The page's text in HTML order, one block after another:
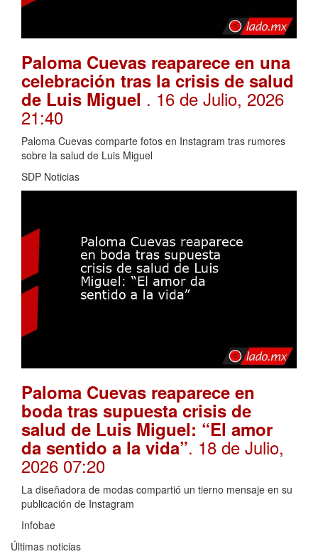
Paloma Cuevas reaparece en una
celebración tras la crisis de salud
de Luis Miguel . 16 de Julio, 2026
21:40
Paloma Cuevas comparte fotos en Instagram tras rumores
sobre la salud de Luis Miguel
SDP Noticias
Paloma Cuevas reaparece en
boda tras supuesta crisis de
salud de Luis Miguel: “El amor
da sentido a la vida”. 18 de Julio,
2026 07:20
La diseñadora de modas compartió un tierno mensaje en su
publicación de Instagram
Infobae
Últimas noticias